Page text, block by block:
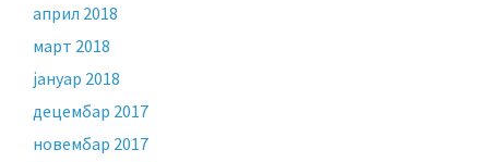
април 2018
март 2018
јануар 2018
децембар 2017
новембар 2017